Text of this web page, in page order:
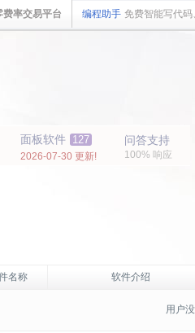
率交易平台 编程助手 免费智能写代码
面板软件 127
2026-07-30 更新!
问答支持
100% 响应
名称 软件介绍
用户